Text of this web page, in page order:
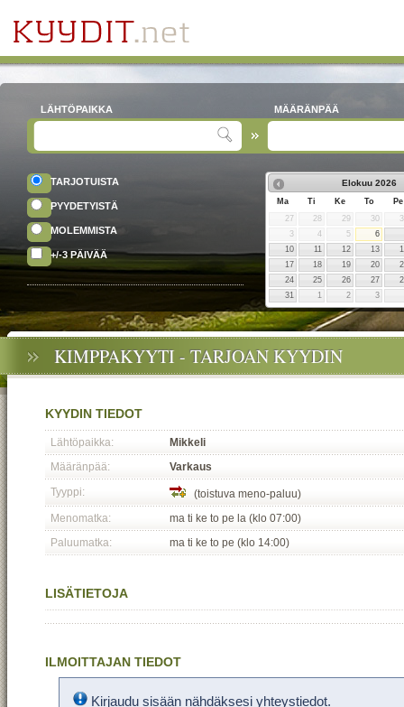
LÄHTÖPAIKKA MÄÄRÄNPÄÄ
TARJOTUISTA
PYYDETYISTÄ
MOLEMMISTA
+/-3 PÄIVÄÄ
Elokuu 2026
Ma Ti Ke To
Pe
27
28 29 30
3
4 5
6
10
11 12 13
17
18 19 20
24
25 26 27
31
1 2 3
KIMPPAKYYTI - TARJOAN KYYDIN
KYYDIN TIEDOT
Lähtöpaikka:
Mikkeli
Määränpää:
Varkaus
Tyyppi:
(toistuva meno-paluu)
Menomatka:
ma ti ke to pe la (klo 07:00)
Paluumatka:
ma ti ke to pe (klo 14:00)
LISÄTIETOJA
ILMOITTAJAN TIEDOT
Kirjaudu sisään nähdäksesi yhteystiedot.